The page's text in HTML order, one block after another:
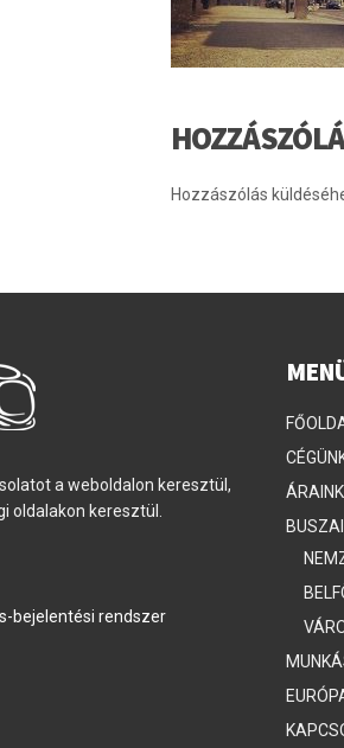
Hozzászólás
a weboldalon keresztül,
oldalakon keresztül.
bejelentési rendszer
ÁRAINK